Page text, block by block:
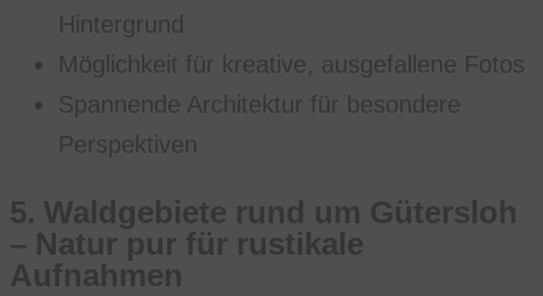
Hintergrund
Möglichkeit für kreative, ausgefallene Fotos
Spannende Architektur für besondere
Perspektiven
5. Waldgebiete rund um Gütersloh
– Natur pur für rustikale
Aufnahmen